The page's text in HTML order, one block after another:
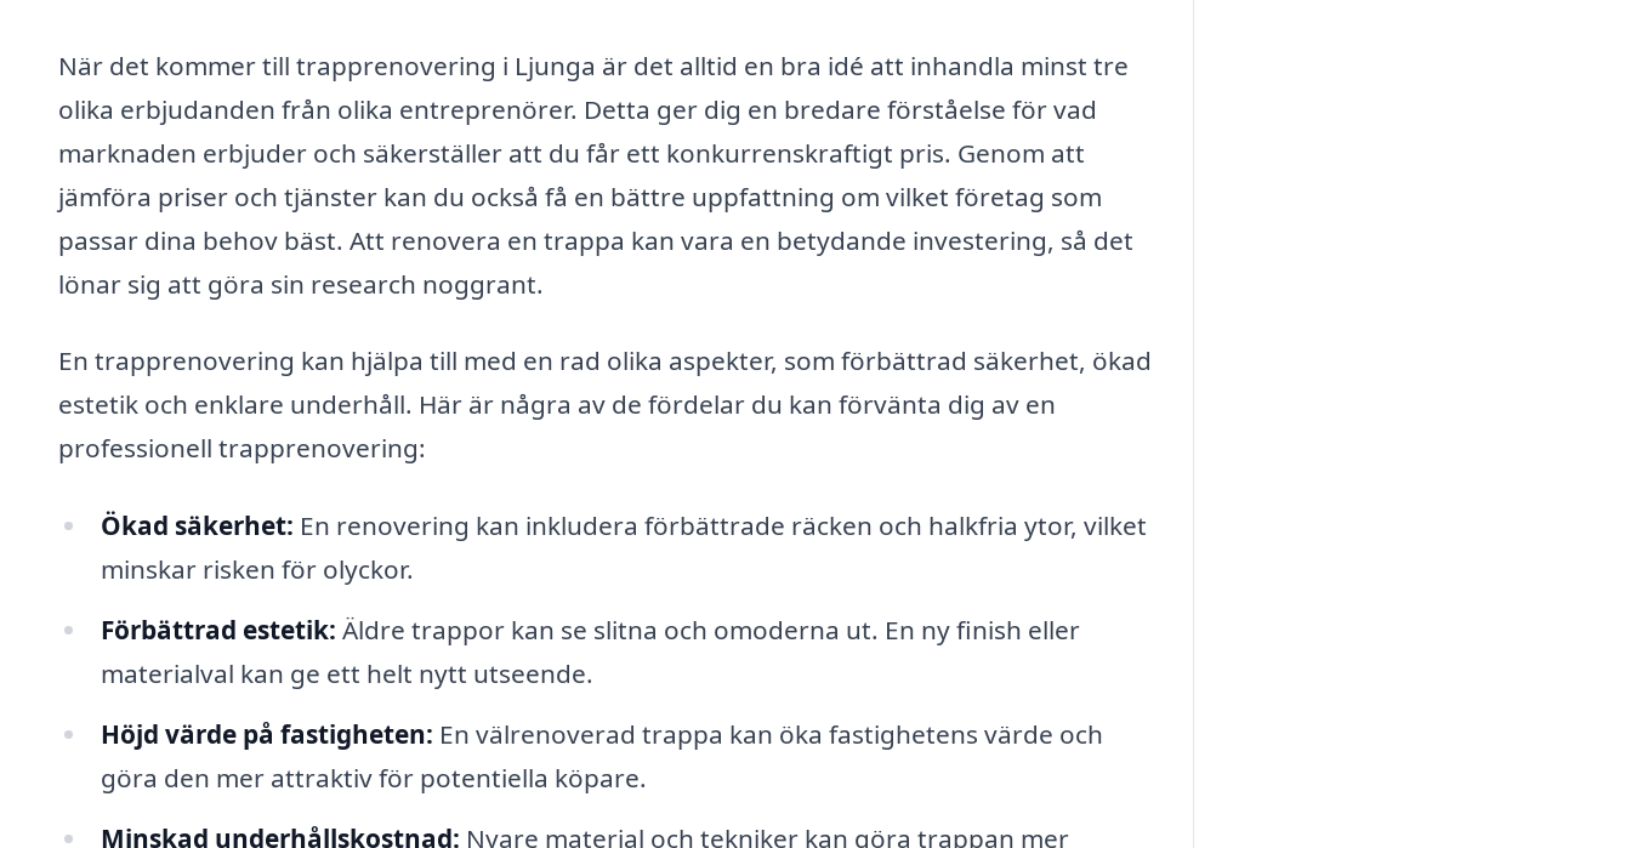
När det kommer till trapprenovering i Ljunga är det alltid en bra idé att inhandla minst tre
olika erbjudanden från olika entreprenörer. Detta ger dig en bredare förståelse för vad
marknaden erbjuder och säkerställer att du får ett konkurrenskraftigt pris. Genom att
jämföra priser och tjänster kan du också få en bättre uppfattning om vilket företag som
passar dina behov bäst. Att renovera en trappa kan vara en betydande investering, så det
lönar sig att göra sin research noggrant.
En trapprenovering kan hjälpa till med en rad olika aspekter, som förbättrad säkerhet, ökad
estetik och enklare underhåll. Här är några av de fördelar du kan förvänta dig av en
professionell trapprenovering:
Ökad säkerhet: En renovering kan inkludera förbättrade räcken och halkfria ytor, vilket
minskar risken för olyckor.
Förbättrad estetik: Äldre trappor kan se slitna och omoderna ut. En ny finish eller
materialval kan ge ett helt nytt utseende.
Höjd värde på fastigheten: En välrenoverad trappa kan öka fastighetens värde och
göra den mer attraktiv för potentiella köpare.
Minskad underhållskostnad: Nyare material och tekniker kan göra trappan mer